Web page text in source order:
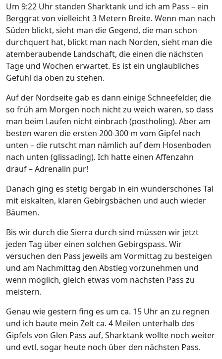
Um 9:22 Uhr standen Sharktank und ich am Pass – ein
Berggrat von vielleicht 3 Metern Breite. Wenn man nach
Süden blickt, sieht man die Gegend, die man schon
durchquert hat, blickt man nach Norden, sieht man die
atemberaubende Landschaft, die einen die nächsten
Tage und Wochen erwartet. Es ist ein unglaubliches
Gefühl da oben zu stehen.
Auf der Nordseite gab es dann einige Schneefelder, die
so früh am Morgen noch nicht zu weich waren, so dass
man beim Laufen nicht einbrach (postholing). Aber am
besten waren die ersten 200-300 m vom Gipfel nach
unten – die rutscht man nämlich auf dem Hosenboden
nach unten (glissading). Ich hatte einen Affenzahn
drauf – Adrenalin pur!
Danach ging es stetig bergab in ein wunderschönes Tal
mit eiskalten, klaren Gebirgsbächen und auch wieder
Bäumen.
Bis wir durch die Sierra durch sind müssen wir jetzt
jeden Tag über einen solchen Gebirgspass. Wir
versuchen den Pass jeweils am Vormittag zu besteigen
und am Nachmittag den Abstieg vorzunehmen und
wenn möglich, gleich etwas vom nächsten Pass zu
meistern.
Genau wie gestern fing es um ca. 15 Uhr an zu regnen
und ich baute mein Zelt ca. 4 Meilen unterhalb des
Gipfels von Glen Pass auf, Sharktank wollte noch weiter
und evtl. sogar heute noch über den nächsten Pass.